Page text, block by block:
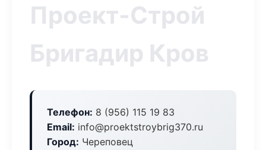
Проект-Строй
Бригадир Кров
Телефон: 8 (956) 115 19 83
Email: info@proektstroybrig370.ru
Город: Череповец